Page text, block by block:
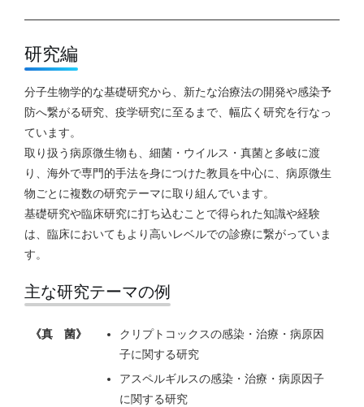
研究編
分子生物学的な基礎研究から、新たな治療法の開発や感染予
防へ繋がる研究、疫学研究に至るまで、幅広く研究を行なっ
ています。
取り扱う病原微生物も、細菌・ウイルス・真菌と多岐に渡
り、海外で専門的手法を身につけた教員を中心に、病原微生
物ごとに複数の研究テーマに取り組んでいます。
基礎研究や臨床研究に打ち込むことで得られた知識や経験
は、臨床においてもより高いレベルでの診療に繋がっていま
す。
主な研究テーマの例
《真 菌》
クリプトコックスの感染・治療・病原因
子に関する研究
アスペルギルスの感染・治療・病原因子
に関する研究